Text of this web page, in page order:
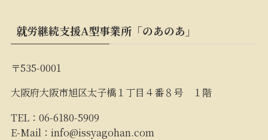
就労継続支援A型事業所「のあのあ」
〒535-0001
大阪府大阪市旭区太子橋１丁目４番８号 １階
TEL：06-6180-5909
E-Mail： info@issyagohan.com